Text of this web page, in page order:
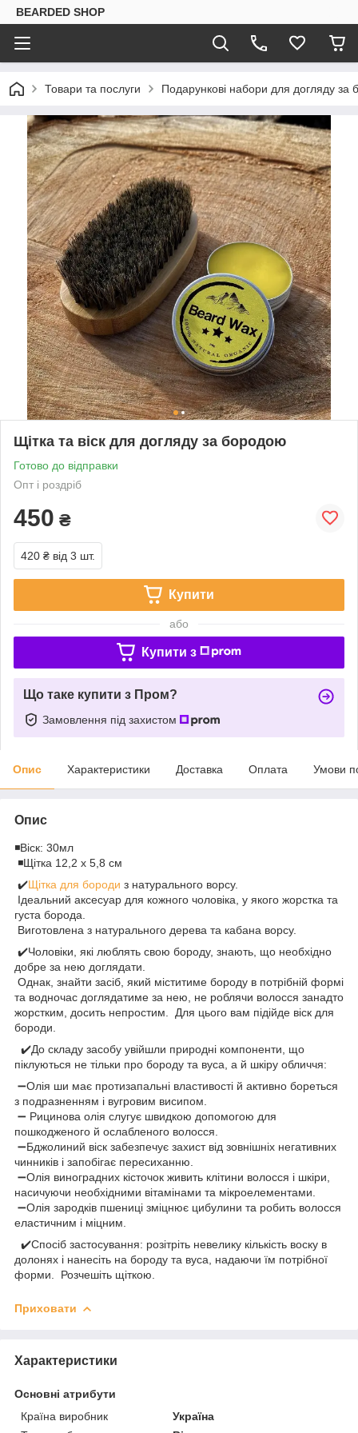
BEARDED SHOP
Товари та послуги Подарункові набори для догляду за
Щітка та віск для догляду за бородою
Готово до відправки
Опт і роздріб
450 ₴
420 ₴ від 3 шт.
Купити
або
Купити з
Що таке купити з Пром?
Замовлення під захистом
Опис Характеристики Доставка Оплата Умови
Опис
◾️Віск: 30мл
◾️Щітка 12,2 х 5,8 см
✔️Щітка для бороди з натурального ворсу.
Ідеальний аксесуар для кожного чоловіка, у якого жорстка та
густа борода.
Виготовлена з натурального дерева та кабана ворсу.
✔️Чоловіки, які люблять свою бороду, знають, що необхідно
добре за нею доглядати.
Однак, знайти засіб, який міститиме бороду в потрібній формі
та водночас доглядатиме за нею, не роблячи волосся занадто
жорстким, досить непростим. Для цього вам підійде віск для
бороди.
✔️До складу засобу увійшли природні компоненти, що
піклуються не тільки про бороду та вуса, а й шкіру обличчя:
➖Олія ши має протизапальні властивості й активно бореться
з подразненням і вугровим висипом.
➖ Рицинова олія слугує швидкою допомогою для
пошкодженого й ослабленого волосся.
➖Бджолиний віск забезпечує захист від зовнішніх негативних
чинників і запобігає пересиханню.
➖Олія виноградних кісточок живить клітини волосся і шкіри,
насичуючи необхідними вітамінами та мікроелементами.
➖Олія зародків пшениці зміцнює цибулини та робить волосся
еластичним і міцним.
✔️Спосіб застосування: розітріть невелику кількість воску в
долонях і нанесіть на бороду та вуса, надаючи їм потрібної
форми. Розчешіть щіткою.
Приховати
Характеристики
Основні атрибути
Країна виробник
Україна